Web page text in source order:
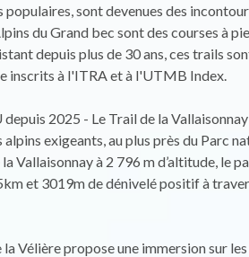
populaires, sont devenues des
du Grand bec sont des courses à
depuis plus de 30 ans, ces trails
inscrits à l'ITRA et à l'UTMB Index.
2025 - Le Trail de la
alpins exigeants, au plus près du Parc
Vallaisonnay à 2 796 m d’altitude, le
et 3019m de dénivelé positif à
la Vélière propose une immersion sur